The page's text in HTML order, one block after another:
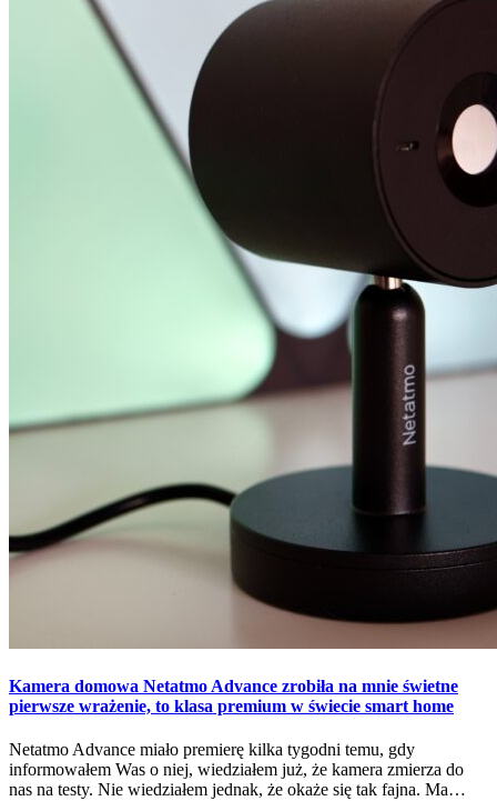
Kamera domowa Netatmo Advance zrobiła na mnie świetne
pierwsze wrażenie, to klasa premium w świecie smart home
Netatmo Advance miało premierę kilka tygodni temu, gdy
informowałem Was o niej, wiedziałem już, że kamera zmierza do
nas na testy. Nie wiedziałem jednak, że okaże się tak fajna. Ma…